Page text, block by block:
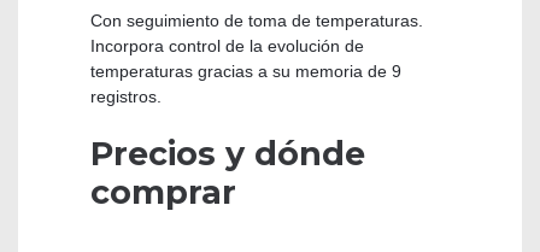
Con seguimiento de toma de temperaturas.
Incorpora control de la evolución de
temperaturas gracias a su memoria de 9
registros.
Precios y dónde
comprar